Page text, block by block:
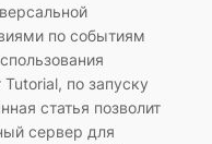
по событиям
по запуску
статья позволит
сервер для